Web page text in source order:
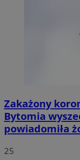
Zakażony
Bytomia
powiadomiła
25